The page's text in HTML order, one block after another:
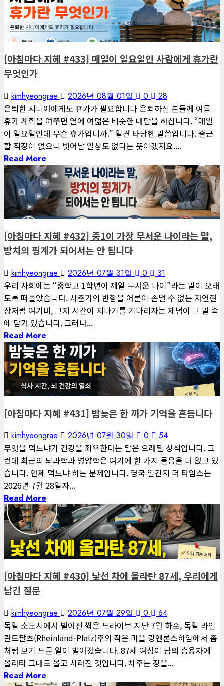
게재된 글
아침마다 지혜
[아침마다 지혜 #433] 매일이 일요일인 사람에게 휴가란
무엇인가
kimhyeongrae 2026년 08월 01일 0 28
은퇴한 시니어에게도 휴가가 필요합니다 은퇴하신 분들께 여름
휴가 계획을 여쭈면 열에 여덟은 비슷한 대답을 하십니다. “매일
이 일요일인데 무슨 휴가입니까.” 일견 타당한 말씀입니다. 출근
할 직장이 없으니 벗어날 일상도 없다는 뜻이겠지요....
Read More
1 minute read
게재된 글
아침마다 지혜
[아침마다 지혜 #432] 중1이 가장 무서운 나이라는 말,
방치의 핑계가 되어서는 안 됩니다
kimhyeongrae 2026년 07월 31일 0 31
우리 사회에는 “중학교 1학년이 제일 무서운 나이”라는 말이 오래
도록 떠돌았습니다. 사춘기의 반항을 어른이 손댈 수 없는 자연현
상처럼 여기며, 그저 시간이 지나기를 기다리자는 체념이 그 말 속
에 담겨 있습니다. 그러나...
Read More
1 minute read
게재된 글
아침마다 지혜
[아침마다 지혜 #431] 밤늦은 한 끼가 기억을 흔듭니다
kimhyeongrae 2026년 07월 30일 0 54
무엇을 먹느냐가 건강을 좌우한다는 말은 오래된 상식입니다. 그
런데 최근의 뇌과학과 영양학은 여기에 한 가지 물음을 더 얹고 있
습니다. 언제 먹느냐 하는 문제입니다. 영국 일간지 더 타임스는
2026년 7월 28일자...
Read More
1 minute read
게재된 글
아침마다 지혜
[아침마다 지혜 #430] 낯선 차에 올라탄 87세, 우리에게
남긴 질문
kimhyeongrae 2026년 07월 29일 0 64
독일 소도시에서 벌어진 짧은 드라이브 지난 7월 하순, 독일 라인
란트팔츠(Rheinland-Pfalz)주의 작은 마을 랑엔론스하임에서 좀
처럼 보기 드문 일이 벌어졌습니다. 87세 여성이 남의 승용차에
올라타 그대로 몰고 사라진 것입니다. 차주는 장을...
Read More